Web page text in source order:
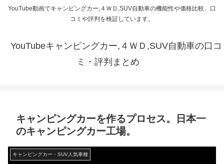
YouTube動画でキャンピングカー,４ＷＤ,SUV自動車の機能性や価格比較、口
コミや評判を検証しています。
YouTubeキャンピングカー,４ＷＤ,SUV自動車の口コ
ミ・評判まとめ
キャンピングカーを作るプロセス。日本一
のキャンピングカー工場。
キャンピングカー・SUV人気車種